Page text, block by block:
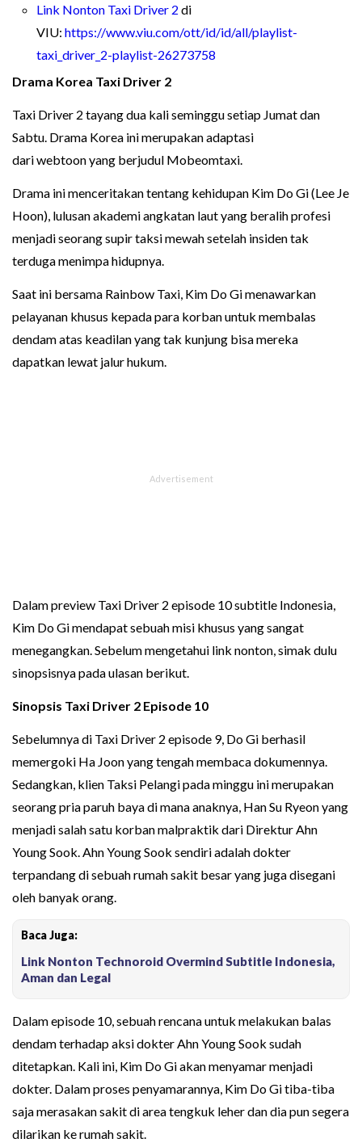
Link Nonton Taxi Driver 2 di
VIU: https://www.viu.com/ott/id/id/all/playlist-
taxi_driver_2-playlist-26273758
Drama Korea Taxi Driver 2
Taxi Driver 2 tayang dua kali seminggu setiap Jumat dan
Sabtu. Drama Korea ini merupakan adaptasi
dari webtoon yang berjudul Mobeomtaxi.
Drama ini menceritakan tentang kehidupan Kim Do Gi (Lee Je
Hoon), lulusan akademi angkatan laut yang beralih profesi
menjadi seorang supir taksi mewah setelah insiden tak
terduga menimpa hidupnya.
Saat ini bersama Rainbow Taxi, Kim Do Gi menawarkan
pelayanan khusus kepada para korban untuk membalas
dendam atas keadilan yang tak kunjung bisa mereka
dapatkan lewat jalur hukum.
Dalam preview Taxi Driver 2 episode 10 subtitle Indonesia,
Kim Do Gi mendapat sebuah misi khusus yang sangat
menegangkan. Sebelum mengetahui link nonton, simak dulu
sinopsisnya pada ulasan berikut.
Sinopsis Taxi Driver 2 Episode 10
Sebelumnya di Taxi Driver 2 episode 9, Do Gi berhasil
memergoki Ha Joon yang tengah membaca dokumennya.
Sedangkan, klien Taksi Pelangi pada minggu ini merupakan
seorang pria paruh baya di mana anaknya, Han Su Ryeon yang
menjadi salah satu korban malpraktik dari Direktur Ahn
Young Sook. Ahn Young Sook sendiri adalah dokter
terpandang di sebuah rumah sakit besar yang juga disegani
oleh banyak orang.
Baca Juga:
Link Nonton Technoroid Overmind Subtitle Indonesia,
Aman dan Legal
Dalam episode 10, sebuah rencana untuk melakukan balas
dendam terhadap aksi dokter Ahn Young Sook sudah
ditetapkan. Kali ini, Kim Do Gi akan menyamar menjadi
dokter. Dalam proses penyamarannya, Kim Do Gi tiba-tiba
saja merasakan sakit di area tengkuk leher dan dia pun segera
dilarikan ke rumah sakit.